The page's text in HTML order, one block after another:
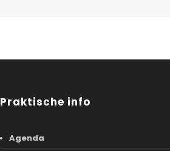
Praktische info
Agenda